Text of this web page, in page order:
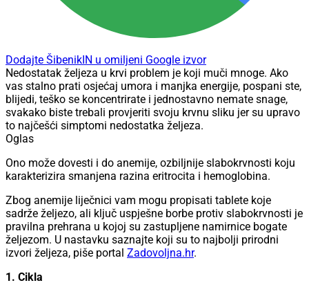
Dodajte ŠibenikIN u omiljeni Google izvor
Nedostatak željeza u krvi problem je koji muči mnoge. Ako
vas stalno prati osjećaj umora i manjka energije, pospani ste,
blijedi, teško se koncentrirate i jednostavno nemate snage,
svakako biste trebali provjeriti svoju krvnu sliku jer su upravo
to najčešći simptomi nedostatka željeza.
Oglas
Ono može dovesti i do anemije, ozbiljnije slabokrvnosti koju
karakterizira smanjena razina eritrocita i hemoglobina.
Zbog anemije liječnici vam mogu propisati tablete koje
sadrže željezo, ali ključ uspješne borbe protiv slabokrvnosti je
pravilna prehrana u kojoj su zastupljene namirnice bogate
željezom. U nastavku saznajte koji su to najbolji prirodni
izvori željeza, piše portal Zadovoljna.hr.
1. Cikla